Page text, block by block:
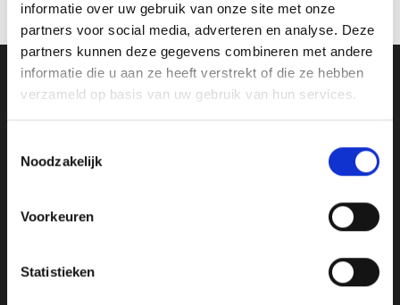
informatie over uw gebruik van onze site met onze
partners voor social media, adverteren en analyse. Deze
partners kunnen deze gegevens combineren met andere
informatie die u aan ze heeft verstrekt of die ze hebben
verzameld op basis van uw gebruik van hun services.
Noodzakelijk
Voorkeuren
Statistieken
product
heeft
meerdere
optie
kan
worden
Ons Adres
Bredaseweg 56
BTWnr. NL004987898B09